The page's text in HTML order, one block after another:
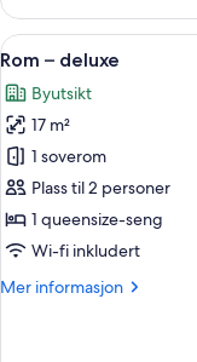
Room
Eiffel
view
Åpne
alle
bildene
av
Rom
–
deluxe
4
Rom – deluxe
Byutsikt
17 m²
1 soverom
Plass til 2 personer
1 queensize-seng
Wi-fi inkludert
Mer informasjon
Mer